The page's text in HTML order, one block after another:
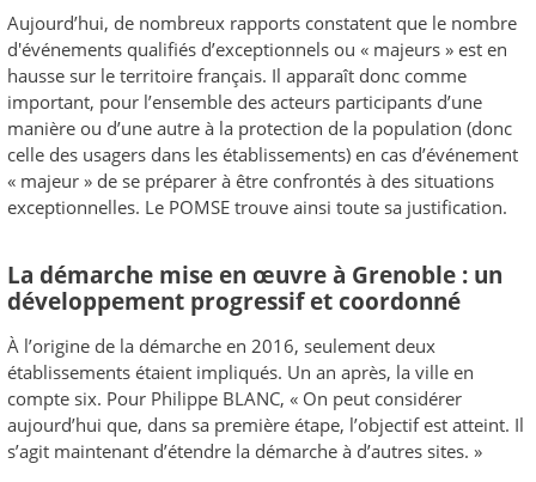
Aujourd’hui, de nombreux rapports constatent que le nombre
d'événements qualifiés d’exceptionnels ou « majeurs » est en
hausse sur le territoire français. Il apparaît donc comme
important, pour l’ensemble des acteurs participants d’une
manière ou d’une autre à la protection de la population (donc
celle des usagers dans les établissements) en cas d’événement
« majeur » de se préparer à être confrontés à des situations
exceptionnelles. Le POMSE trouve ainsi toute sa justification.
La démarche mise en œuvre à Grenoble : un
développement progressif et coordonné
À l’origine de la démarche en 2016, seulement deux
établissements étaient impliqués. Un an après, la ville en
compte six. Pour Philippe BLANC, « On peut considérer
aujourd’hui que, dans sa première étape, l’objectif est atteint. Il
s’agit maintenant d’étendre la démarche à d’autres sites. »